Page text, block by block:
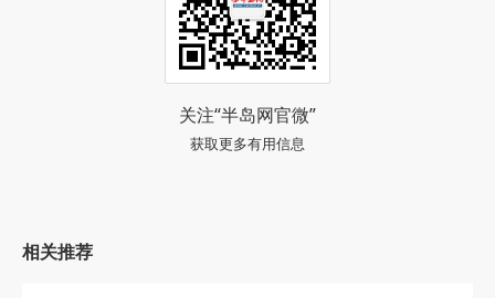
关注“半岛网官微”
获取更多有用信息
相关推荐